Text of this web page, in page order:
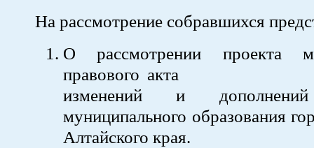
На рассмотрение собравшихся
О рассмотрении проекта
правового акта «О
изменений и
муниципального образования
Алтайского края.